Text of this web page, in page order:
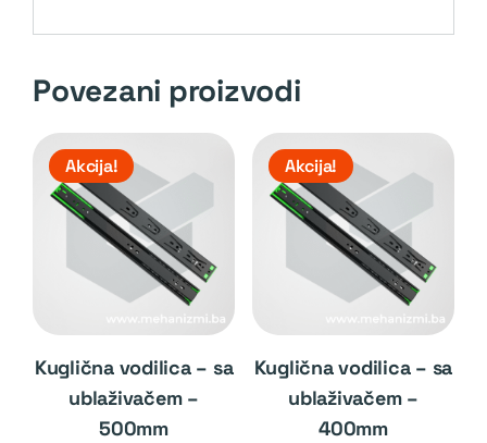
Povezani proizvodi
Akcija!
kuglična vodilica – sa
ublaživačem –
500mm
Akcija!
kuglična vodilica – sa
ublaživačem –
400mm